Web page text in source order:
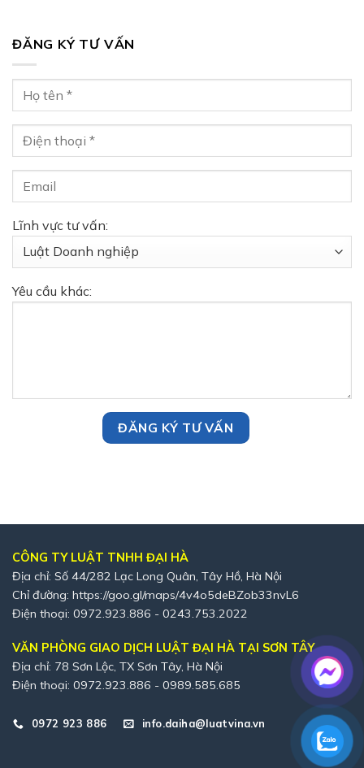
ĐĂNG KÝ TƯ VẤN
Lĩnh vực tư vấn:
Yêu cầu khác:
CÔNG TY LUẬT TNHH ĐẠI HÀ
Địa chỉ: Số 44/282 Lạc Long Quân, Tây Hồ, Hà Nội
Chỉ đường: https://goo.gl/maps/4v4o5deBZob33nvL6
Điện thoại: 0972.923.886 - 0243.753.2022
VĂN PHÒNG GIAO DỊCH LUẬT ĐẠI HÀ TẠI SƠN TÂY
Địa chỉ: 78 Sơn Lộc, TX Sơn Tây, Hà Nội
Điện thoại: 0972.923.886 - 0989.585.685
0972 923 886 info.daiha@luatvina.vn